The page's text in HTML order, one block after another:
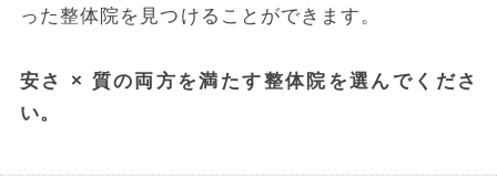
った整体院を見つけることができます。
安さ × 質の両方を満たす整体院を選んでくださ
い。